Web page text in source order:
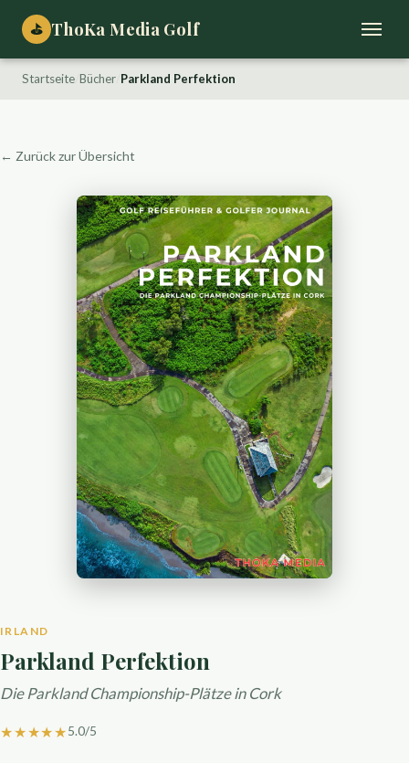
⛳ ThoKa Media Golf
Startseite Bücher Parkland Perfektion
← Zurück zur Übersicht
IRLAND
Parkland Perfektion
Die Parkland Championship-Plätze in Cork
★★★★★5.0/5